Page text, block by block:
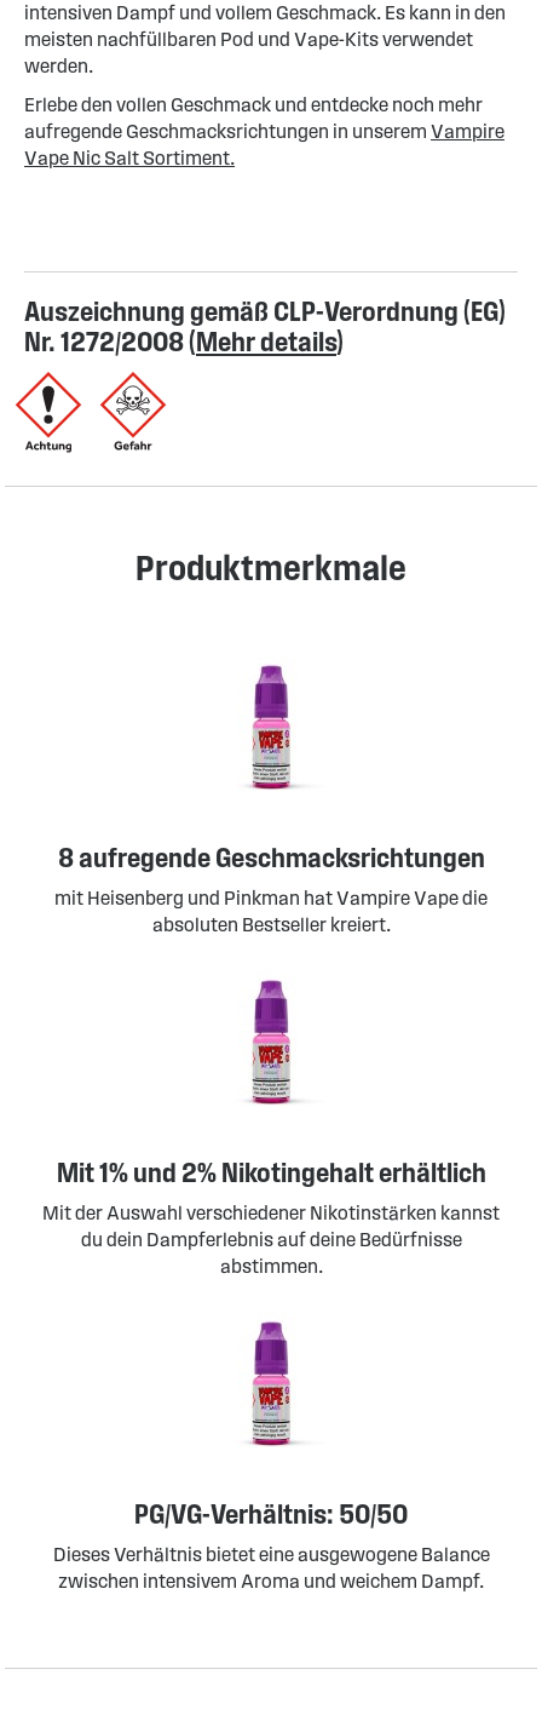
intensiven Dampf und vollem Geschmack. Es kann in den
meisten nachfüllbaren Pod und Vape-Kits verwendet
werden.
Erlebe den vollen Geschmack und entdecke noch mehr
aufregende Geschmacksrichtungen in unserem Vampire
Vape Nic Salt Sortiment.
Auszeichnung gemäß CLP-Verordnung (EG)
Nr. 1272/2008 (Mehr details)
Produktmerkmale
8 aufregende Geschmacksrichtungen
mit Heisenberg und Pinkman hat Vampire Vape die
absoluten Bestseller kreiert.
Mit 1% und 2% Nikotingehalt erhältlich
Mit der Auswahl verschiedener Nikotinstärken kannst
du dein Dampferlebnis auf deine Bedürfnisse
abstimmen.
PG/VG-Verhältnis: 50/50
Dieses Verhältnis bietet eine ausgewogene Balance
zwischen intensivem Aroma und weichem Dampf.